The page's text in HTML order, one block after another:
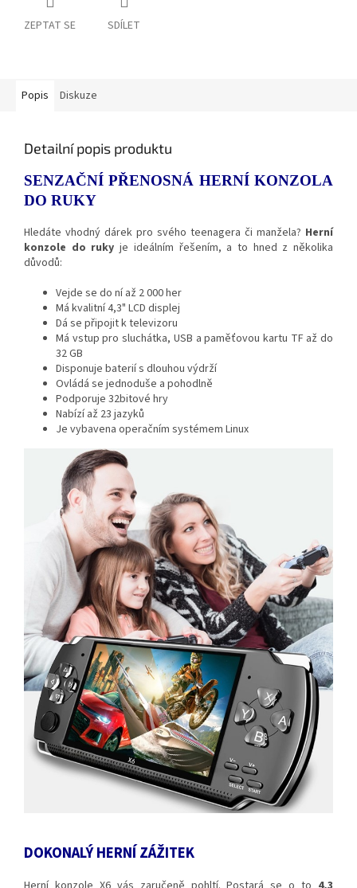
ZEPTAT SE SDÍLET
Popis Diskuze
Detailní popis produktu
SENZAČNÍ PŘENOSNÁ HERNÍ KONZOLA
DO RUKY
Hledáte vhodný dárek pro svého teenagera či manžela? Herní
konzole do rukyje ideálním řešením, a to hned z několika
důvodů:
Vejde se do ní až 2 000 her
Má kvalitní 4,3" LCD displej
Dá se připojit k televizoru
Má vstup pro sluchátka, USB a paměťovou kartu TF až do
32 GB
Disponuje baterií s dlouhou výdrží
Ovládá se jednoduše a pohodlně
Podporuje 32bitové hry
Nabízí až 23 jazyků
Je vybavena operačním systémem Linux
DOKONALÝ HERNÍ ZÁŽITEK